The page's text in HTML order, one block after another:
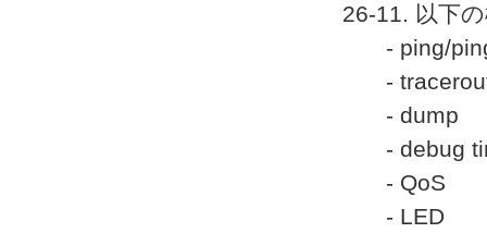
26-11. 以下
- ping/
-
- dump
- debug
- QoS
- LED